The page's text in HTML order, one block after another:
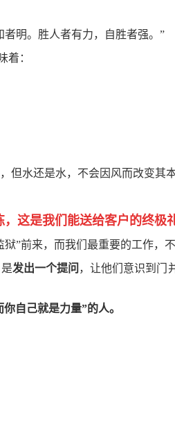
明。胜人者有力，自胜者强。”
着：
但水还是水，不会因风而改变其本
，这是我们能送给客户的终极
”前来，而我们最重要的工作，不
发出一个提问 ，让他们意识到门
自己就是力量”的人。